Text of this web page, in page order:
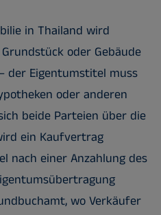
in Thailand wird
oder Gebäude
der Eigentumstitel muss
oder anderen
beide Parteien über die
ein Kaufvertrag
nach einer Anzahlung des
wo Verkäufer